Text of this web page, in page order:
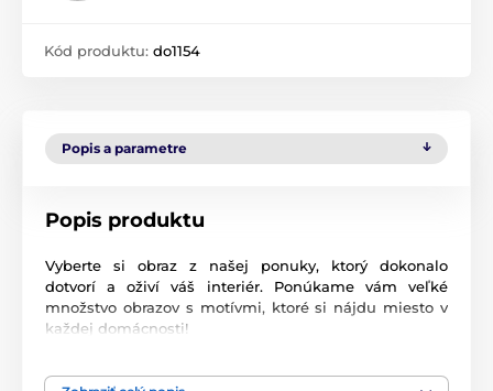
Kód produktu: do1154
Popis a parametre
Popis produktu
Vyberte si obraz z našej ponuky, ktorý dokonalo
dotvorí a oživí váš interiér. Ponúkame vám veľké
množstvo obrazov s motívmi, ktoré si nájdu miesto v
každej domácnosti!